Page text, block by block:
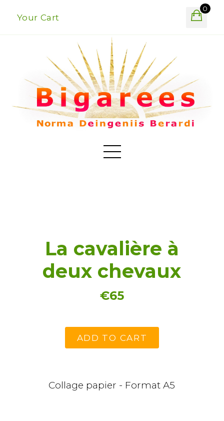
Your Cart
0
La cavalière à
deux chevaux
€65
ADD TO CART
Collage papier - Format A5